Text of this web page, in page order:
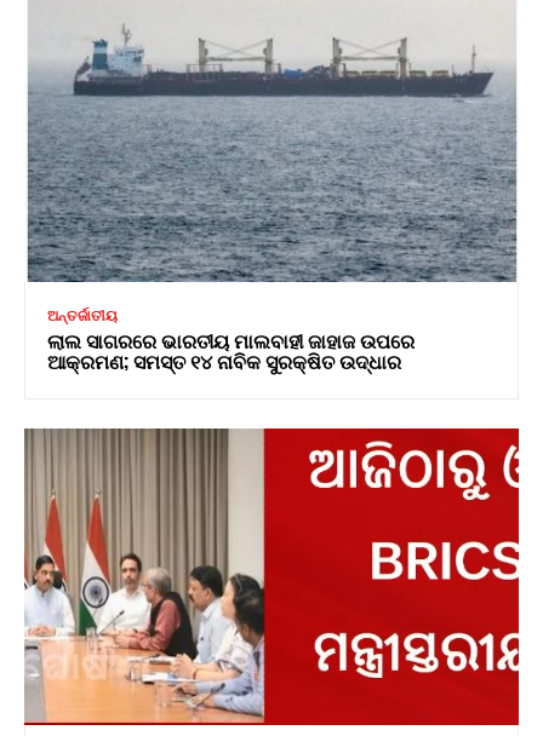
ଅନ୍ତର୍ଜାତୀୟ
ଲାଲ ସାଗରରେ ଭାରତୀୟ ମାଲବାହୀ ଜାହାଜ ଉପରେ
ଆକ୍ରମଣ; ସମସ୍ତ ୧୪ ନାବିକ ସୁରକ୍ଷିତ ଉଦ୍ଧାର